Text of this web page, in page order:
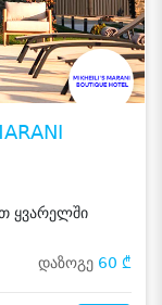
ყვარელში
დაზოგე 60 ₾